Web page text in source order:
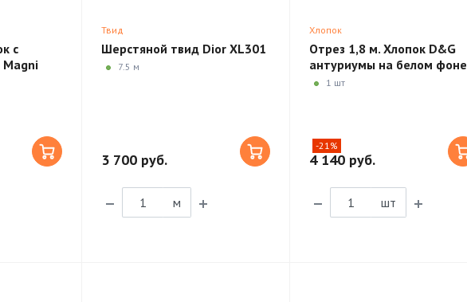
с
Magni
Твид
Шерстяной твид Dior XL301
7.5 м
3 700 руб.
м
Хлопок
Отрез 1,8 м. Хлопок D&G
антуриумы на белом фоне
3S09
1 шт
-21%
4 140 руб.
шт